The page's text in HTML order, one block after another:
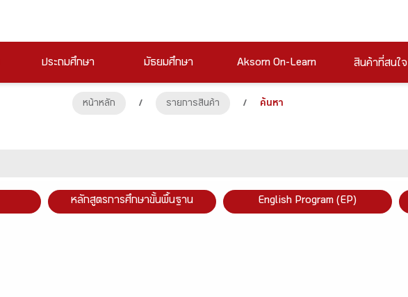
ประถมศึกษา มัธยมศึกษา Aksorn On-Learn สินค้าที่สนใจ
หน้าหลัก / รายการสินค้า / ค้นหา
หลักสูตรการศึกษาขั้นพื้นฐาน English Program (EP)